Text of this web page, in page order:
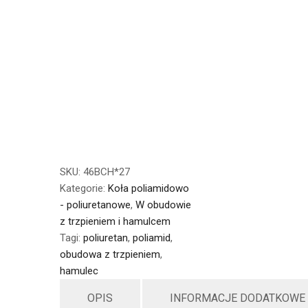
SKU: 46BCH*27
Kategorie: Koła poliamidowo
- poliuretanowe, W obudowie
z trzpieniem i hamulcem
Tagi: poliuretan, poliamid,
obudowa z trzpieniem,
hamulec
OPIS INFORMACJE DODATKOWE